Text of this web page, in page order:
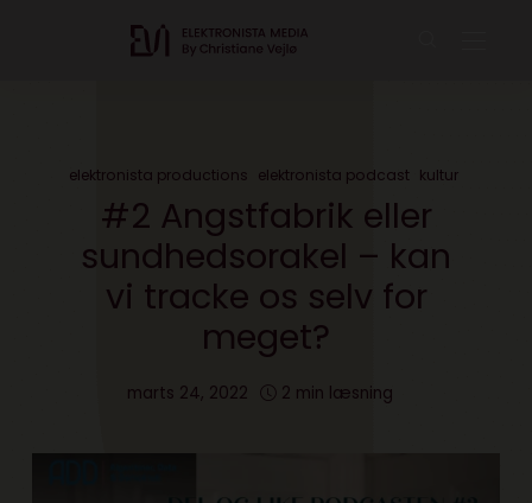
elektronista productions elektronista podcast kultur
#2 Angstfabrik eller
sundhedsorakel – kan
vi tracke os selv for
meget?
marts 24, 2022 2 min læsning